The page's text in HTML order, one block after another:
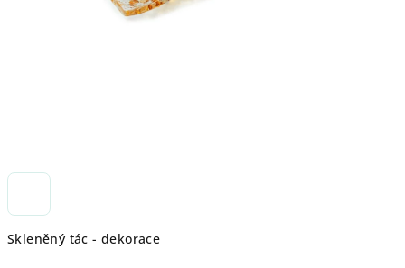
Skleněný tác - dekorace